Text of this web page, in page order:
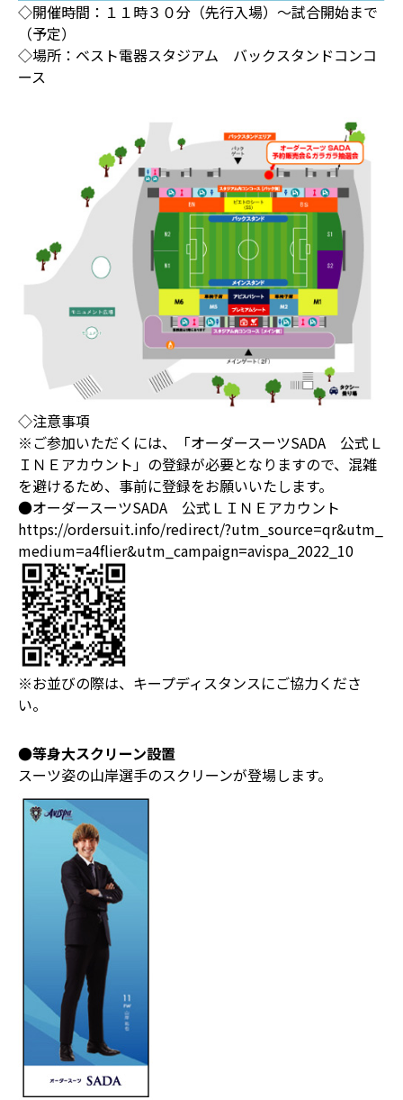
◇開催時間：１１時３０分（先行入場）～試合開始まで
（予定）
◇場所：ベスト電器スタジアム バックスタンドコンコ
ース
◇注意事項
※ご参加いただくには、「オーダースーツSADA 公式Ｌ
ＩＮＥアカウント」の登録が必要となりますので、混雑
を避けるため、事前に登録をお願いいたします。
●オーダースーツSADA 公式ＬＩＮＥアカウント
https://ordersuit.info/redirect/?utm_source=qr&utm_
medium=a4flier&utm_campaign=avispa_2022_10
※お並びの際は、キープディスタンスにご協力くださ
い。
●等身大スクリーン設置
スーツ姿の山岸選手のスクリーンが登場します。